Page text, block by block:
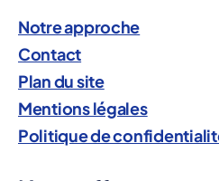
Notre approche
Contact
Plan du site
Mentions légales
Politique de